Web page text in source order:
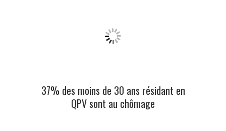
37% des moins de 30 ans résidant en
QPV sont au chômage